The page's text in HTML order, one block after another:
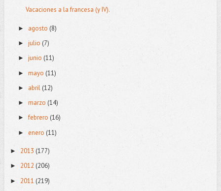
Vacaciones a la francesa (y IV).
► agosto (8)
► julio (7)
► junio (11)
► mayo (11)
► abril(12)
► marzo (14)
►febrero (16)
► enero (11)
► 2013 (177)
► 2012 (206)
► 2011 (219)